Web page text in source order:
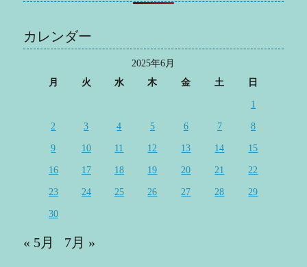
カレンダー
2025年6月
月
火 水 木 金 土 日
1
2 3 4 5 6 7 8
9 10 11 12 13 14 15
16 17 18 19 20 21 22
23 24 25 26 27 28 29
30
« 5月 7月 »